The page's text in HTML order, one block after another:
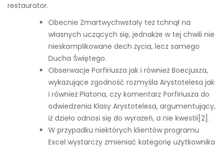
restaurator.
Obecnie Zmartwychwstały też tchnął na
własnych uczących się, jednakże w tej chwili nie
nieskomplikowane dech życia, lecz samego
Ducha Świętego.
Obserwacje Porfiriusza jak i również Boecjusza,
wykazujące zgodność rozmyśla Arystotelesa jak
i również Platona, czy komentarz Porfiriusza do
odwiedzenia Klasy Arystotelesa, argumentujący,
iż dzieło odnosi się do wyrażeń, a nie kwestii[2] .
W przypadku niektórych klientów programu
Excel wystarczy zmieniać kategorię użytkownika